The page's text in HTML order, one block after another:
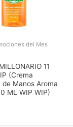
del Mes
11
(Crema
de Manos Aroma
ML WIP WIP)